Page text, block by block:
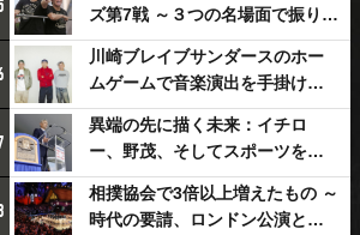
ズ第7戦 ～３つの名場面で振り返
る～
川崎ブレイブサンダースのホー
ムゲームで音楽演出を手掛ける
スチャダラパーが川崎新！アリ
ーナシティ・プロジェクトを語
る 「楽しみでしかないでしょ。
川崎は、ずっと成長曲線だか
ら」
異端の先に描く未来：イチロ
ー、野茂、そしてスポーツを支
える科学界の挑戦
相撲協会で3倍以上増えたもの ～
時代の要請、ロンドン公演と古